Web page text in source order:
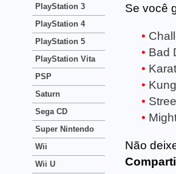
Se você
Bad
Não
PlayStation 3
PlayStation 4
PlayStation 5
PlayStation Vita
PSP
Saturn
Sega CD
Super Nintendo
Wii
Wii U